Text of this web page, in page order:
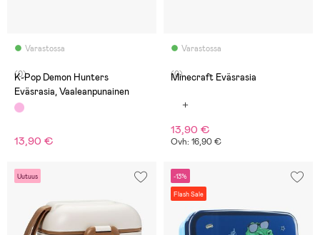
Varastossa
(0)
K-Pop Demon Hunters
Eväsrasia, Vaaleanpunainen
13,90 €
Varastossa
(0)
Minecraft Eväsrasia
13,90 €
Ovh: 16,90 €
Uutuus -13%
Flash Sale